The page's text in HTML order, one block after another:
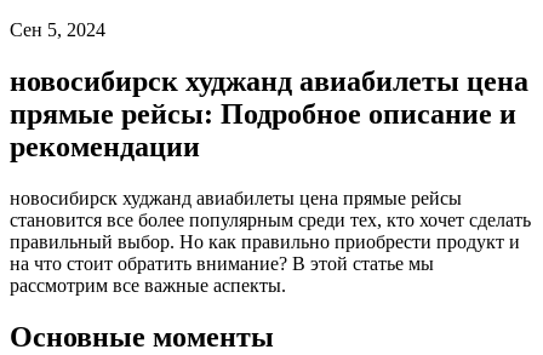
Сен 5, 2024
новосибирск худжанд авиабилеты цена
прямые рейсы: Подробное описание и
рекомендации
новосибирск худжанд авиабилеты цена прямые рейсы
становится все более популярным среди тех, кто хочет сделать
правильный выбор. Но как правильно приобрести продукт и
на что стоит обратить внимание? В этой статье мы
рассмотрим все важные аспекты.
Основные моменты